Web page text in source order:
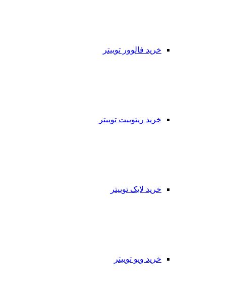
خرید فالوور توییتر
خرید ریتوییت توییتر
خرید لایک توییتر
خرید ویو توییتر